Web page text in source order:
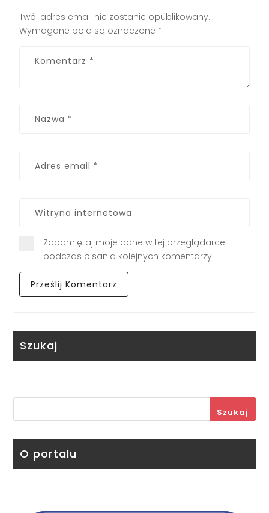
Twój adres email nie zostanie opublikowany.
Wymagane pola są oznaczone *
Zapamiętaj moje dane w tej przeglądarce
podczas pisania kolejnych komentarzy.
Szukaj
Szukaj
O portalu